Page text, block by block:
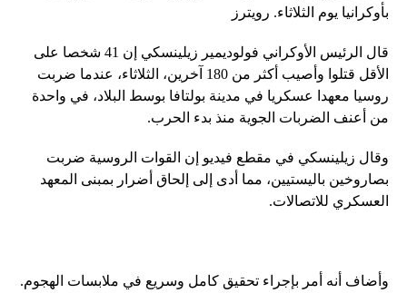
بأوكرانيا يوم الثلاثاء. رويترز
قال الرئيس الأوكراني فولوديمير زيلينسكي إن 41 شخصا على
الأقل قتلوا وأصيب أكثر من 180 آخرين، الثلاثاء، عندما ضربت
روسيا معهدا عسكريا في مدينة بولتافا بوسط البلاد، في واحدة
من أعنف الضربات الجوية منذ بدء الحرب.
وقال زيلينسكي في مقطع فيديو إن القوات الروسية ضربت
بصاروخين باليستيين، مما أدى إلى إلحاق أضرار بمبنى المعهد
العسكري للاتصالات.
وأضاف أنه أمر بإجراء تحقيق كامل وسريع في ملابسات الهجوم.